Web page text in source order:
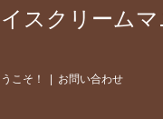
スクリームマ
こそ！ お問い合わせ